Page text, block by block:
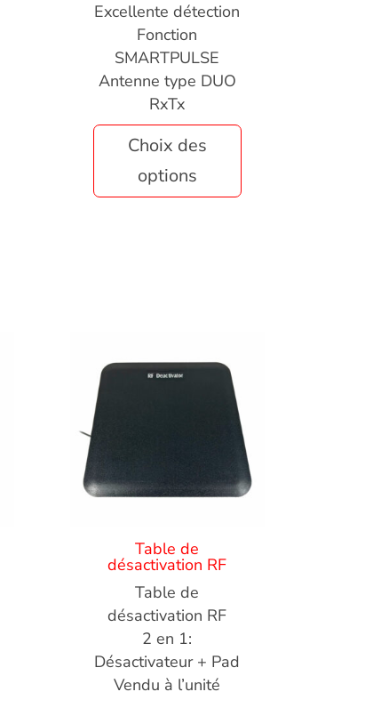
Excellente détection
Fonction
SMARTPULSE
Antenne type DUO
RxTx
Choix des
options
Table de
désactivation RF
Table de
désactivation RF
2 en 1:
Désactivateur + Pad
Vendu à l’unité